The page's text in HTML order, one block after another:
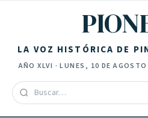
LA VOZ HISTÓRICA DE
AÑOXLVI ·LUNES, 10 DE AGOSTO